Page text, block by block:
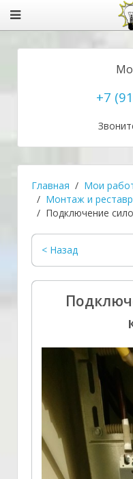
+7
Главная
Мои
Монтаж и
Подключение
< Назад